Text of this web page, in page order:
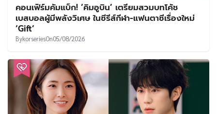
คอนเฟิร์มคัมแบ็ก! ‘คิมอูบิน’ เตรียมสวมบทโค้ช
เบสบอลผู้มีพลังวิเศษ ในซีรีส์กีฬา-แฟนตาซีเรื่องใหม่
‘Gift’
BykorseriesOn05/08/2026